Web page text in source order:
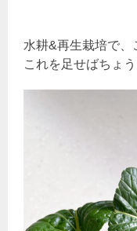
水耕&再生栽培で、
これを足せばちょう